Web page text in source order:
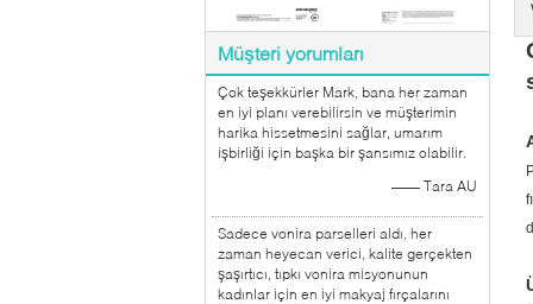
Müşteri yorumları
Çok teşekkürler Mark, bana her zaman
en iyi planı verebilirsin ve müşterimin
harika hissetmesini sağlar, umarım
işbirliği için başka bir şansımız olabilir.
—— Tara AU
Sadece vonira parselleri aldı, her
zaman heyecan verici, kalite gerçekten
şaşırtıcı, tıpkı vonira misyonunun
kadınlar için en iyi makyaj fırçalarını